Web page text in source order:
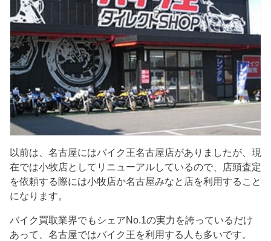
以前は、名古屋にはバイク王名古屋店がありましたが、現
在では小牧店としてリニューアルしているので、店頭査定
を依頼する際には小牧店か名古屋みなと店を利用すること
になります。
バイク買取業界でもシェアNo.1の実力を誇っているだけ
あって、名古屋ではバイク王を利用する人も多いです。